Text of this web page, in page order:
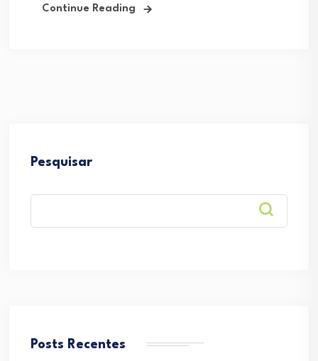
Continue Reading
Pesquisar
Posts Recentes